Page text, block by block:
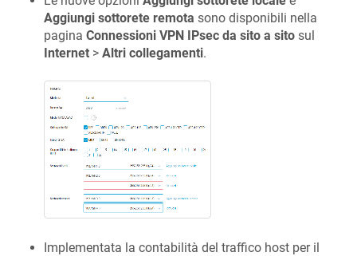
Aggiungi sottorete remota sono disponibili nella
pagina Connessioni VPN IPsec da sito a sito sul
Internet > Altri collegamenti.
Implementata la contabilità del traffico host per il